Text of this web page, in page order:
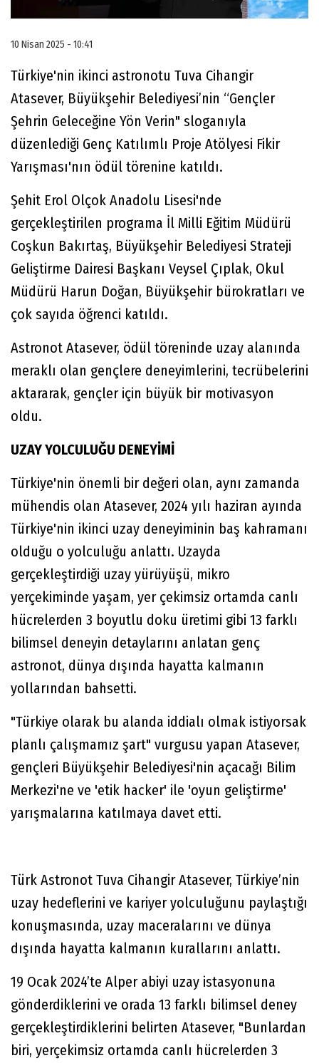
10 Nisan 2025 - 10:41
Türkiye'nin ikinci astronotu Tuva Cihangir
Atasever, Büyükşehir Belediyesi’nin “Gençler
Şehrin Geleceğine Yön Verin" sloganıyla
düzenlediği Genç Katılımlı Proje Atölyesi Fikir
Yarışması'nın ödül törenine katıldı.
Şehit Erol Olçok Anadolu Lisesi'nde
gerçekleştirilen programa İl Milli Eğitim Müdürü
Coşkun Bakırtaş, Büyükşehir Belediyesi Strateji
Geliştirme Dairesi Başkanı Veysel Çıplak, Okul
Müdürü Harun Doğan, Büyükşehir bürokratları ve
çok sayıda öğrenci katıldı.
Astronot Atasever, ödül töreninde uzay alanında
meraklı olan gençlere deneyimlerini, tecrübelerini
aktararak, gençler için büyük bir motivasyon
oldu.
UZAY YOLCULUĞU DENEYİMİ
Türkiye'nin önemli bir değeri olan, aynı zamanda
mühendis olan Atasever, 2024 yılı haziran ayında
Türkiye'nin ikinci uzay deneyiminin baş kahramanı
olduğu o yolculuğu anlattı. Uzayda
gerçekleştirdiği uzay yürüyüşü, mikro
yerçekiminde yaşam, yer çekimsiz ortamda canlı
hücrelerden 3 boyutlu doku üretimi gibi 13 farklı
bilimsel deneyin detaylarını anlatan genç
astronot, dünya dışında hayatta kalmanın
yollarından bahsetti.
"Türkiye olarak bu alanda iddialı olmak istiyorsak
planlı çalışmamız şart" vurgusu yapan Atasever,
gençleri Büyükşehir Belediyesi'nin açacağı Bilim
Merkezi'ne ve 'etik hacker' ile 'oyun geliştirme'
yarışmalarına katılmaya davet etti.
Türk Astronot Tuva Cihangir Atasever, Türkiye’nin
uzay hedeflerini ve kariyer yolculuğunu paylaştığı
konuşmasında, uzay maceralarını ve dünya
dışında hayatta kalmanın kurallarını anlattı.
19 Ocak 2024’te Alper abiyi uzay istasyonuna
gönderdiklerini ve orada 13 farklı bilimsel deney
gerçekleştirdiklerini belirten Atasever, "Bunlardan
biri, yerçekimsiz ortamda canlı hücrelerden 3